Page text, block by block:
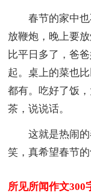
春节的家中也
放鞭炮，晚上要
比平日多了，爸
起。桌上的菜也
都有。吃好了饭
茶，说说话。
这就是热闹的
笑，真希望春节
所见所闻作文300